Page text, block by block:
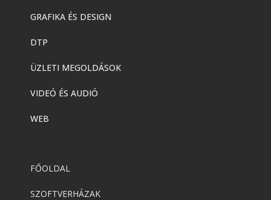
GRAFIKA ÉS DESIGN
DTP
ÜZLETI MEGOLDÁSOK
VIDEÓ ÉS AUDIÓ
WEB
FŐOLDAL
SZOFTVERHÁZAK